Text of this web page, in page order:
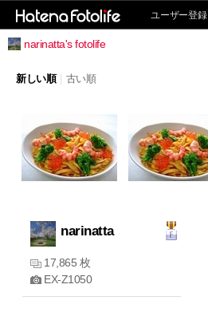
ユーザー登録
narinatta's fotolife
新しい順 古い順
narinatta
17,865 枚
EX-Z1050